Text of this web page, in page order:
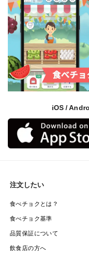
iOS /
注文したい
食べチョクとは？
食べチョク基準
品質保証について
飲食店の方へ